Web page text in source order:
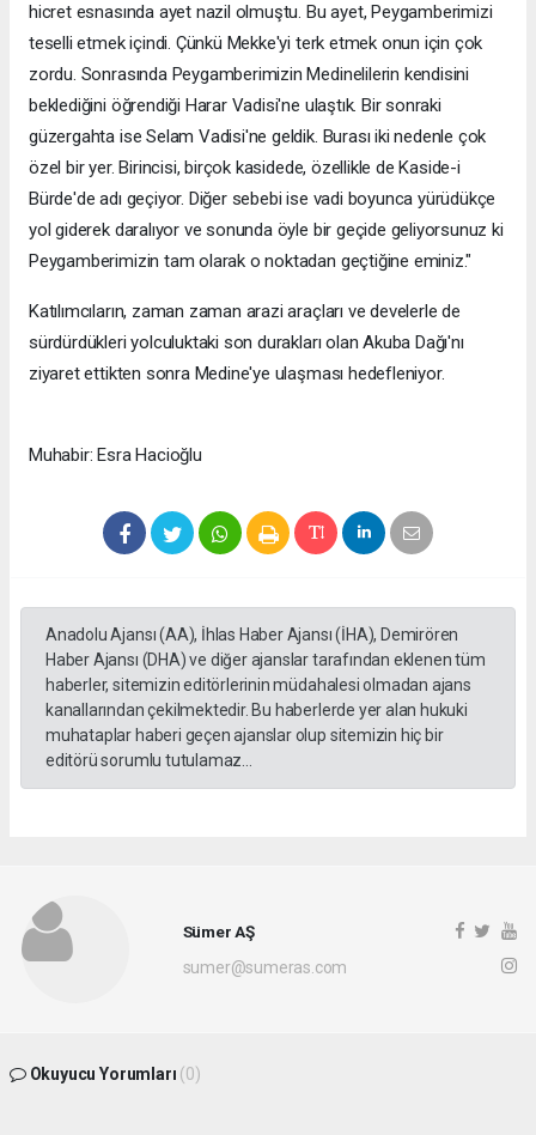
hicret esnasında ayet nazil olmuştu. Bu ayet, Peygamberimizi
teselli etmek içindi. Çünkü Mekke'yi terk etmek onun için çok
zordu. Sonrasında Peygamberimizin Medinelilerin kendisini
beklediğini öğrendiği Harar Vadisi'ne ulaştık. Bir sonraki
güzergahta ise Selam Vadisi'ne geldik. Burası iki nedenle çok
özel bir yer. Birincisi, birçok kasidede, özellikle de Kaside-i
Bürde'de adı geçiyor. Diğer sebebi ise vadi boyunca yürüdükçe
yol giderek daralıyor ve sonunda öyle bir geçide geliyorsunuz ki
Peygamberimizin tam olarak o noktadan geçtiğine eminiz."
Katılımcıların, zaman zaman arazi araçları ve develerle de
sürdürdükleri yolculuktaki son durakları olan Akuba Dağı'nı
ziyaret ettikten sonra Medine'ye ulaşması hedefleniyor.
Muhabir: Esra Hacioğlu
Anadolu Ajansı (AA), İhlas Haber Ajansı (İHA), Demirören
Haber Ajansı (DHA) ve diğer ajanslar tarafından eklenen tüm
haberler, sitemizin editörlerinin müdahalesi olmadan ajans
kanallarından çekilmektedir. Bu haberlerde yer alan hukuki
muhataplar haberi geçen ajanslar olup sitemizin hiç bir
editörü sorumlu tutulamaz...
Sümer AŞ
sumer@sumeras.com
Okuyucu Yorumları (0)